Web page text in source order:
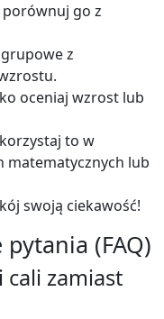
go z
z
oceniaj wzrost lub
to w
matematycznych lub
swoją ciekawość!
(FAQ)
cali zamiast